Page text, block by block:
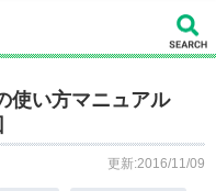
使い方マニュアル
更新:2016/11/09